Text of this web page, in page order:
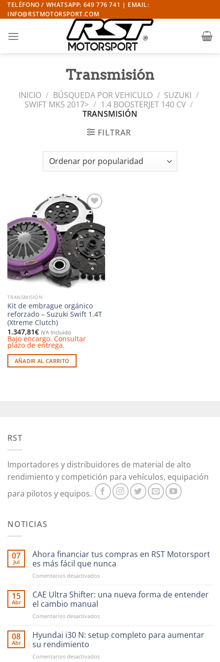
Saltar
al
TELÉFONO / WHATSAPP: 649 776 741 | EMAIL:
INFO@RSTMOTORSPORT.COM
Transmisión
INICIO / BÚSQUEDA POR VEHICULO / SUZUKI /
SWIFT MK5 2017> / 1.4 BOOSTERJET 140 CV /
TRANSMISIÓN
FILTRAR
Añadir
a la
lista de
deseos
TRANSMISIÓN
Kit de embrague orgánico
reforzado – Suzuki Swift 1.4T
(Xtreme Clutch)
1.347,81€ IVA Incluido
Bajo encargo. Consultar
plazo de entrega.
AÑADIR AL CARRITO
RST
Importadores y distribuidores de material de alto
rendimiento y competición para vehículos, equipación
para pilotos y equipos.
NOTICIAS
07
Jul
Ahora financiar tus compras en RST Motorsport
es más fácil que nunca
Comentarios desactivadosen
financiar
en
Motorsport
fácil
15
Abr
CAE Ultra Shifter: una nueva forma de entender
el cambio manual
Comentarios desactivadosen
Ultra
Shifter:
nueva
08
Abr
Hyundai i30 N: setup completo para aumentar
su rendimiento
Comentarios desactivadosen